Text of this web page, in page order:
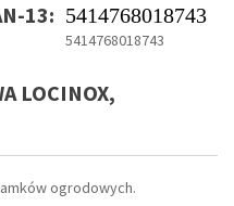
13: 5414768018743
5414768018743
LOCINOX,
ogrodowych.